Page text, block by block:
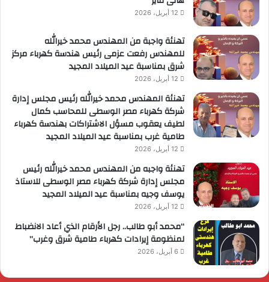
12 أبريل، 2026
تهنئة واجبة من المهندس محمد خيرالله
للمهندس رفعت عزمى رئيس هندسة كهرباء مركز
شرق بمناسبة عيد الميلاد المجيد
12 أبريل، 2026
تهنئة المهندس محمد خيرالله رئيس مجلس إدارة
شركة كهرباء مصر الوسطى للمحاسب كمال
لطيف يعقوب مسؤل الاشتراكات بهندسة كهرباء
طامية غرب بمناسبة عيد الميلاد المجيد
12 أبريل، 2026
تهنئة واجبه من المهندس محمد خيرالله رئيس
مجلس إدارة شركة كهرباء مصر الوسطى للاستاذ
يوسف وجيه بمناسبة عيد الميلاد المجيد
12 أبريل، 2026
“محمد أبو طالب.. رجل الأرقام الذي أعاد الانضباط
لمنظومة إيرادات كهرباء طامية شرق وغرب”
6 أبريل، 2026